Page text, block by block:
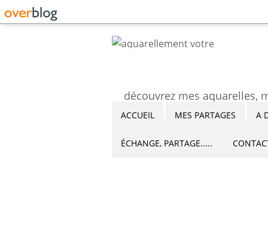
ACCUEIL MES PARTAGES A
ÉCHANGE, PARTAGE.....